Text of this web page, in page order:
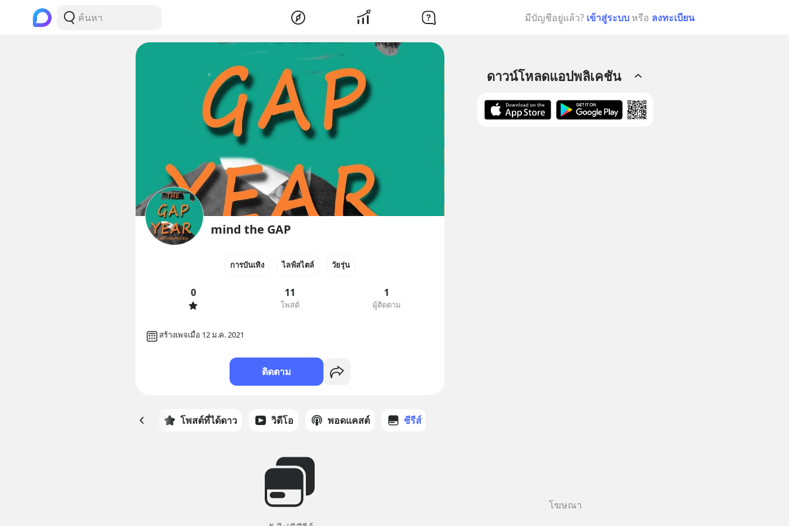
มีบัญชีอยู่แล้ว? เข้าสู่ระบบ หรือ ลงทะเบียน
mind the GAP
การบันเทิง ไลฟ์สไตล์ วัยรุ่น
0 11
โพสต์
1
ผู้ติดตาม
สร้างเพจเมื่อ 12 ม.ค. 2021
ติดตาม
หน้าหลัก โพสต์ที่ได้ดาว วิดีโอ พอดแคสต์ ซีรีส์
ดาวน์โหลดแอปพลิเคชัน
โฆษณา